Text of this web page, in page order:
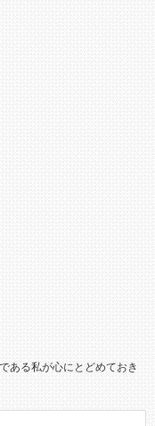
ある私が心にとどめておき